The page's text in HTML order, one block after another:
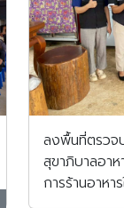
ลงพื้นที่ตรวจ
สุขาภิบาลอา
การร้านอาหาร